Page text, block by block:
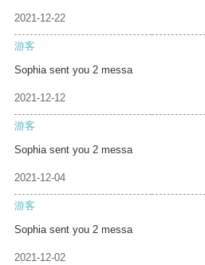
2021-12-22
游客
Sophia sent you 2 messa
2021-12-12
游客
Sophia sent you 2 messa
2021-12-04
游客
Sophia sent you 2 messa
2021-12-02